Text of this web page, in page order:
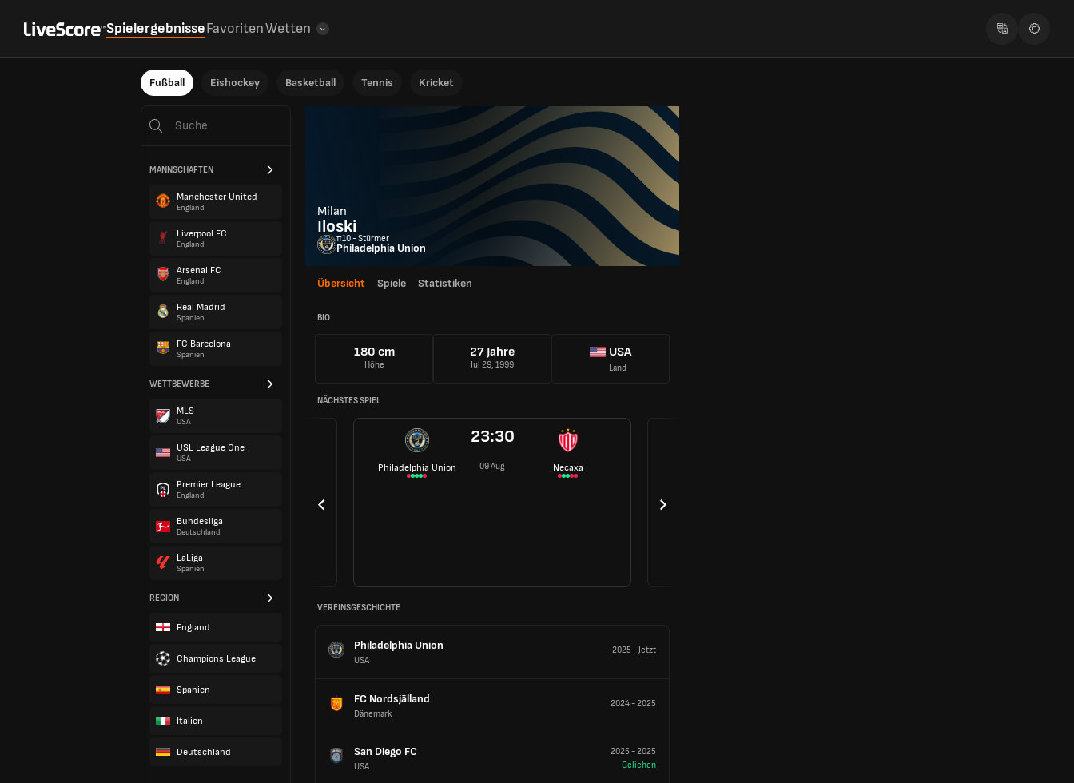
SpielergebnisseFavoritenWetten
Fußball Eishockey Basketball Tennis Kricket
MANNSCHAFTEN
Manchester United
England
Liverpool FC
England
Arsenal FC
England
Real Madrid
Spanien
FC Barcelona
Spanien
WETTBEWERBE
MLS
USA
USL League One
USA
Premier League
England
Bundesliga
Deutschland
LaLiga
Spanien
REGION
England
Champions League
Spanien
Italien
Deutschland
Milan
Iloski
#10 - Stürmer
Philadelphia Union
Übersicht Spiele Statistiken
BIO
180 cm
Höhe
27 Jahre
Jul 29, 1999
USA
Land
NÄCHSTES SPIEL
Philadelphia Union
23:30
09 Aug Necaxa
VEREINSGESCHICHTE
Philadelphia Union
USA
2025 -Jetzt
FC Nordsjälland
Dänemark
2024-2025
San Diego FC
USA
2025 -2025
Geliehen